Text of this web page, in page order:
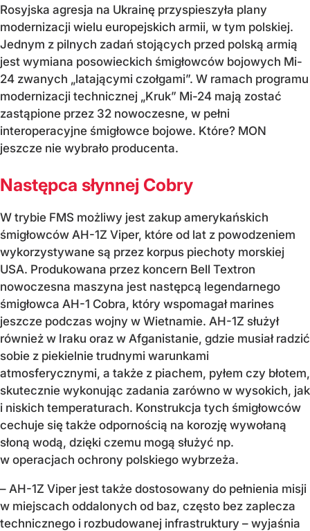
Rosyjska agresja na Ukrainę przyspieszyła plany
modernizacji wielu europejskich armii, w tym polskiej.
Jednym z pilnych zadań stojących przed polską armią
jest wymiana posowieckich śmigłowców bojowych Mi-
24 zwanych „latającymi czołgami”. W ramach programu
modernizacji technicznej „Kruk” Mi-24 mają zostać
zastąpione przez 32 nowoczesne, w pełni
interoperacyjne śmigłowce bojowe. Które? MON
jeszcze nie wybrało producenta.
Następca słynnej Cobry
W trybie FMS możliwy jest zakup amerykańskich
śmigłowców AH-1Z Viper, które od lat z powodzeniem
wykorzystywane są przez korpus piechoty morskiej
USA. Produkowana przez koncern Bell Textron
nowoczesna maszyna jest następcą legendarnego
śmigłowca AH-1 Cobra, który wspomagał marines
jeszcze podczas wojny w Wietnamie. AH-1Z służył
również w Iraku oraz w Afganistanie, gdzie musiał radzić
sobie z piekielnie trudnymi warunkami
atmosferycznymi, a także z piachem, pyłem czy błotem,
skutecznie wykonując zadania zarówno w wysokich, jak
i niskich temperaturach. Konstrukcja tych śmigłowców
cechuje się także odpornością na korozję wywołaną
słoną wodą, dzięki czemu mogą służyć np.
w operacjach ochrony polskiego wybrzeża.
– AH-1Z Viper jest także dostosowany do pełnienia misji
w miejscach oddalonych od baz, często bez zaplecza
technicznego i rozbudowanej infrastruktury – wyjaśnia